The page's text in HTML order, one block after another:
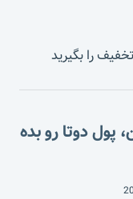
را بگیرید
پول دوتا رو بده